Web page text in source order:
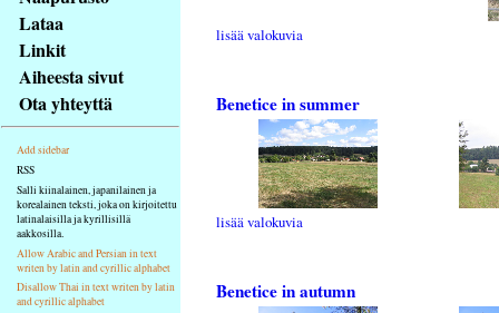
tomto
webu
základní
Hlavní
strana
Lataa
Linkit
Aiheesta sivut
Ota yhteyttä
Add sidebar
RSS
Salli kiinalainen, japanilainen ja
korealainen teksti, joka on kirjoitettu
latinalaisilla ja kyrillisillä
aakkosilla.
Allow Arabic and Persian in text
writen by latin and cyrillic alphabet
Disallow Thai in text writen by latin
and cyrillic alphabet
lisää valokuvia
Benetice in summer
lisää valokuvia
Benetice in autumn